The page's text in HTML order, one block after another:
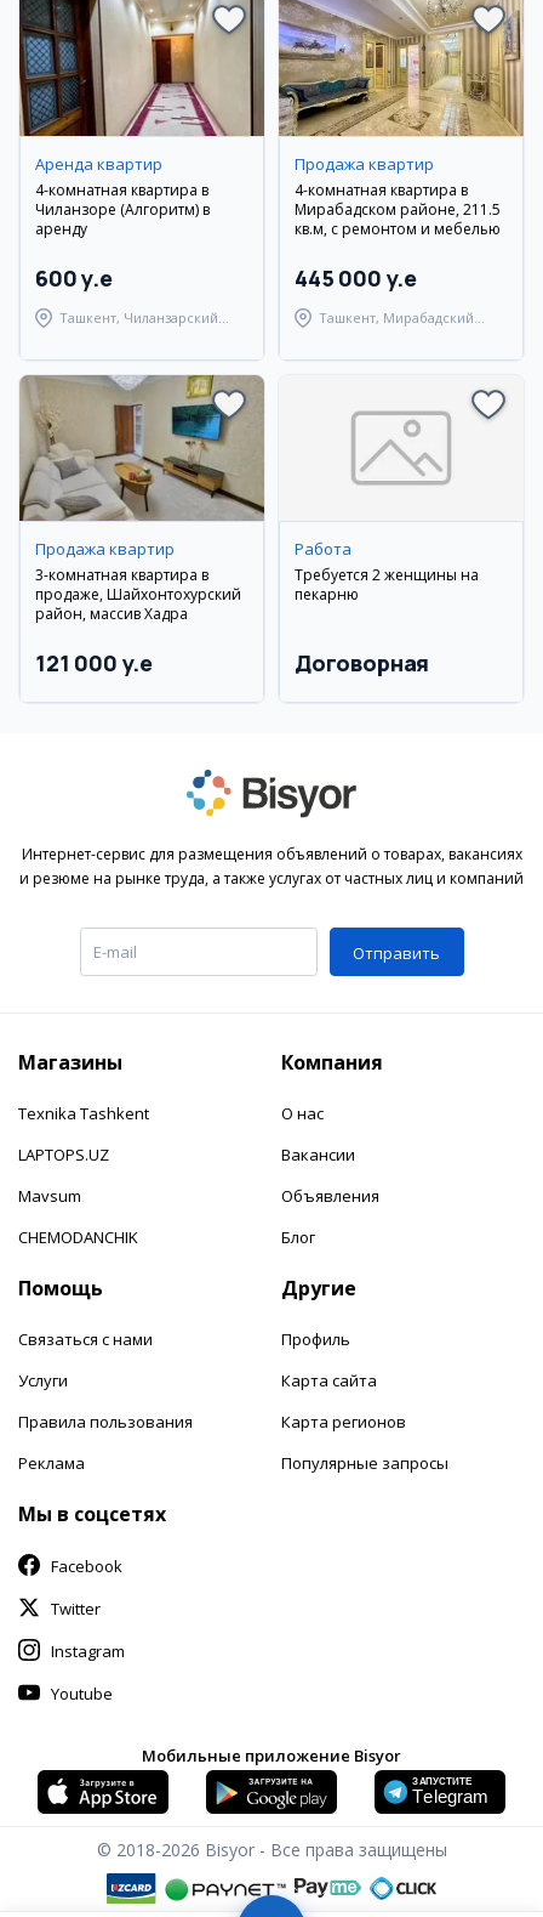
Аренда квартир
4-комнатная квартира в
Чиланзоре (Алгоритм) в
аренду
600 y.e
Ташкент, Чиланзарский
Продажа квартир
4-комнатная квартира в
Мирабадском районе, 211.5
кв.м, с ремонтом и мебелью
445 000 y.e
Ташкент, Мирабадский
Продажа квартир
3-комнатная квартира в
продаже, Шайхонтохурский
район, массив Хадра
121 000 y.e
Работа
Требуется 2 женщины на
пекарню
Договорная
Интернет-сервис для размещения объявлений о товарах, вакансиях
и резюме на рынке труда, а также услугах от частных лиц и компаний
Отправить
Магазины
Texnika Tashkent
LAPTOPS.UZ
Mavsum
CHEMODANCHIK
Компания
О нас
Вакансии
Объявления
Блог
Помощь
Связаться с нами
Услуги
Правила пользования
Реклама
Другие
Профиль
Карта сайта
Карта регионов
Популярные запросы
Мы в соцсетях
Facebook
Twitter
Instagram
Youtube
Мобильные приложение Bisyor
© 2018-2026 Bisyor - Все права защищены